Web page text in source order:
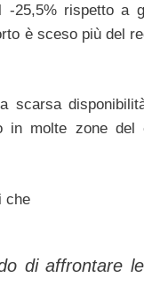
rispetto a
è sceso più del
scarsa
in molte zone del
che
di affrontare